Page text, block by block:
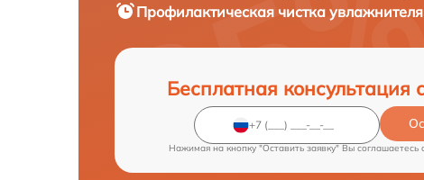
Профилактическая чистка
Бесплатная консультация
Нажимая на кнопку "Оставить заявку" Вы соглашаетесь